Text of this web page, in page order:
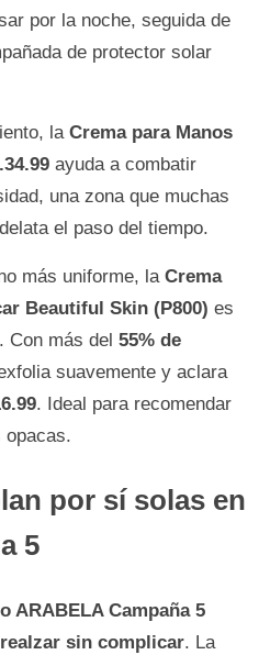
por la noche, seguida de
de protector solar
la Crema para Manos
ayuda a combatir
una zona que muchas
el paso del tiempo.
más uniforme, la Crema
Beautiful Skin (P800) es
Con más del 55% de
suavemente y aclara
. Ideal para recomendar
opacas.
por sí solas en
5
ARABELA Campaña 5
realzar sin complicar. La